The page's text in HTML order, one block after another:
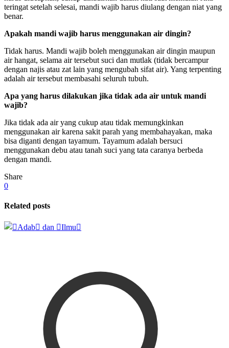
teringat setelah selesai, mandi wajib harus diulang dengan niat yang
benar.
Apakah mandi wajib harus menggunakan air dingin?
Tidak harus. Mandi wajib boleh menggunakan air dingin maupun
air hangat, selama air tersebut suci dan mutlak (tidak bercampur
dengan najis atau zat lain yang mengubah sifat air). Yang terpenting
adalah air tersebut membasahi seluruh tubuh.
Apa yang harus dilakukan jika tidak ada air untuk mandi
wajib?
Jika tidak ada air yang cukup atau tidak memungkinkan
menggunakan air karena sakit parah yang membahayakan, maka
bisa diganti dengan tayamum. Tayamum adalah bersuci
menggunakan debu atau tanah suci yang tata caranya berbeda
dengan mandi.
Share
0
Related posts